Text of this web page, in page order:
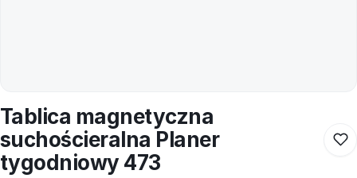
Tablica magnetyczna
suchościeralna Planer
tygodniowy 473